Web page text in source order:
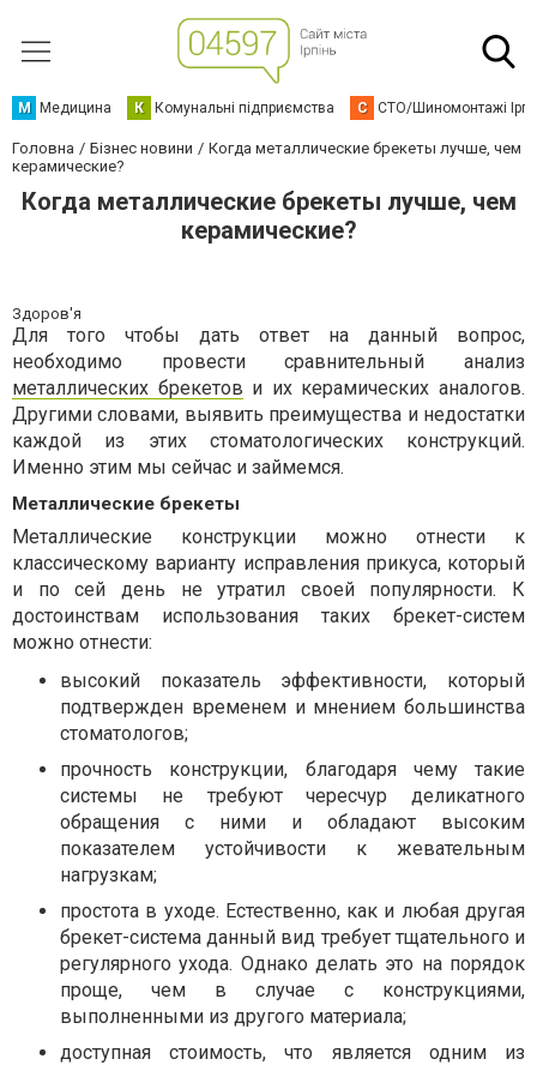
М Медицина К Комунальні підприємства С СТО/Шиномонтажі
Головна Бізнес новини
Когда металлические брекеты лучше, чем
керамические?
Когда металлические брекеты лучше, чем
керамические?
Здоров'я
Для того чтобы дать ответ на данный вопрос,
необходимо провести сравнительный анализ
металлических брекетов и их керамических аналогов.
Другими словами, выявить преимущества и недостатки
каждой из этих стоматологических конструкций.
Именно этим мы сейчас и займемся.
Металлические брекеты
Металлические конструкции можно отнести к
классическому варианту исправления прикуса, который
и по сей день не утратил своей популярности. К
достоинствам использования таких брекет-систем
можно отнести:
высокий показатель эффективности, который
подтвержден временем и мнением большинства
стоматологов;
прочность конструкции, благодаря чему такие
системы не требуют чересчур деликатного
обращения с ними и обладают высоким
показателем устойчивости к жевательным
нагрузкам;
простота в уходе. Естественно, как и любая другая
брекет-система данный вид требует тщательного и
регулярного ухода. Однако делать это на порядок
проще, чем в случае с конструкциями,
выполненными из другого материала;
доступная стоимость, что является одним из